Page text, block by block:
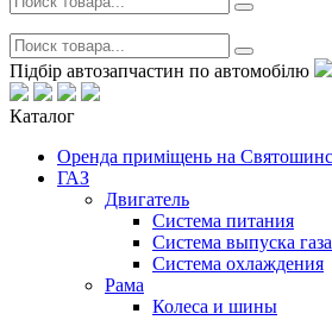
Підбір автозапчастин по автомобілю
Каталог
Оренда приміщень на
ГАЗ
Двигатель
Система питания
Система выпуска газа
Система охлаждения
Рама
Колеса и шины